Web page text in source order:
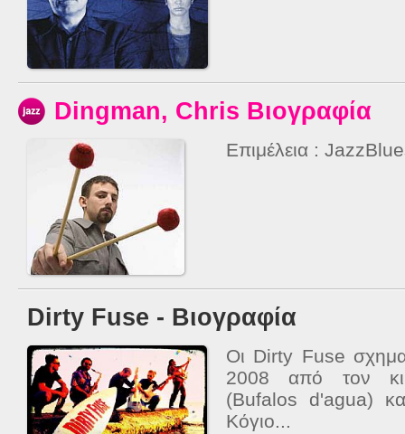
Dingman, Chris Βιογραφία
Επιμέλεια :
Dirty Fuse - Βιογραφία
Οι Dirty Fuse
2008 από τον
(Bufalos d'agua)
Κόγιο...